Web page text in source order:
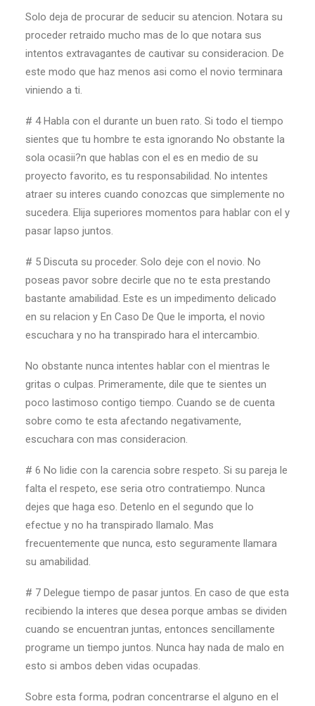
Solo deja de procurar de seducir su atencion. Notara su
proceder retraido mucho mas de lo que notara sus
intentos extravagantes de cautivar su consideracion. De
este modo que haz menos asi­ como el novio terminara
viniendo a ti.
# 4 Habla con el durante un buen rato. Si todo el tiempo
sientes que tu hombre te esta ignorando No obstante la
sola ocasii?n que hablas con el es en medio de su
proyecto favorito, es tu responsabilidad. No intentes
atraer su interes cuando conozcas que simplemente no
sucedera. Elija superiores momentos para hablar con el y
pasar lapso juntos.
# 5 Discuta su proceder. Solo deje con el novio. No
poseas pavor sobre decirle que no te esta prestando
bastante amabilidad. Este es un impedimento delicado
en su relacion y En Caso De Que le importa, el novio
escuchara y no ha transpirado hara el intercambio.
No obstante nunca intentes hablar con el mientras le
gritas o culpas. Primeramente, dile que te sientes un
poco lastimoso contigo tiempo. Cuando se de cuenta
sobre como te esta afectando negativamente,
escuchara con mas consideracion.
# 6 No lidie con la carencia sobre respeto. Si su pareja le
falta el respeto, ese seri­a otro contratiempo. Nunca
dejes que haga eso. Detenlo en el segundo que lo
efectue y no ha transpirado llamalo. Mas
frecuentemente que nunca, esto seguramente llamara
su amabilidad.
# 7 Delegue tiempo de pasar juntos. En caso de que esta
recibiendo la interes que desea porque ambas se dividen
cuando se encuentran juntas, entonces sencillamente
programe un tiempo juntos. Nunca hay nada de malo en
esto si ambos deben vidas ocupadas.
Sobre esta forma, podran concentrarse el alguno en el